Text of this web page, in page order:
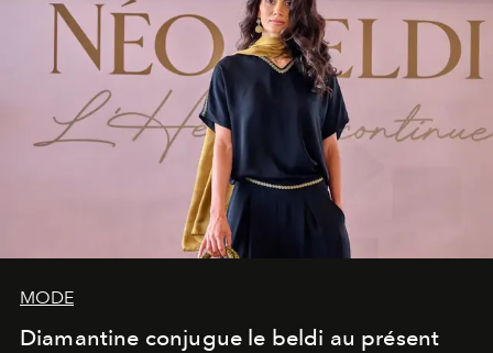
MODE
Diamantine conjugue le beldi au présent